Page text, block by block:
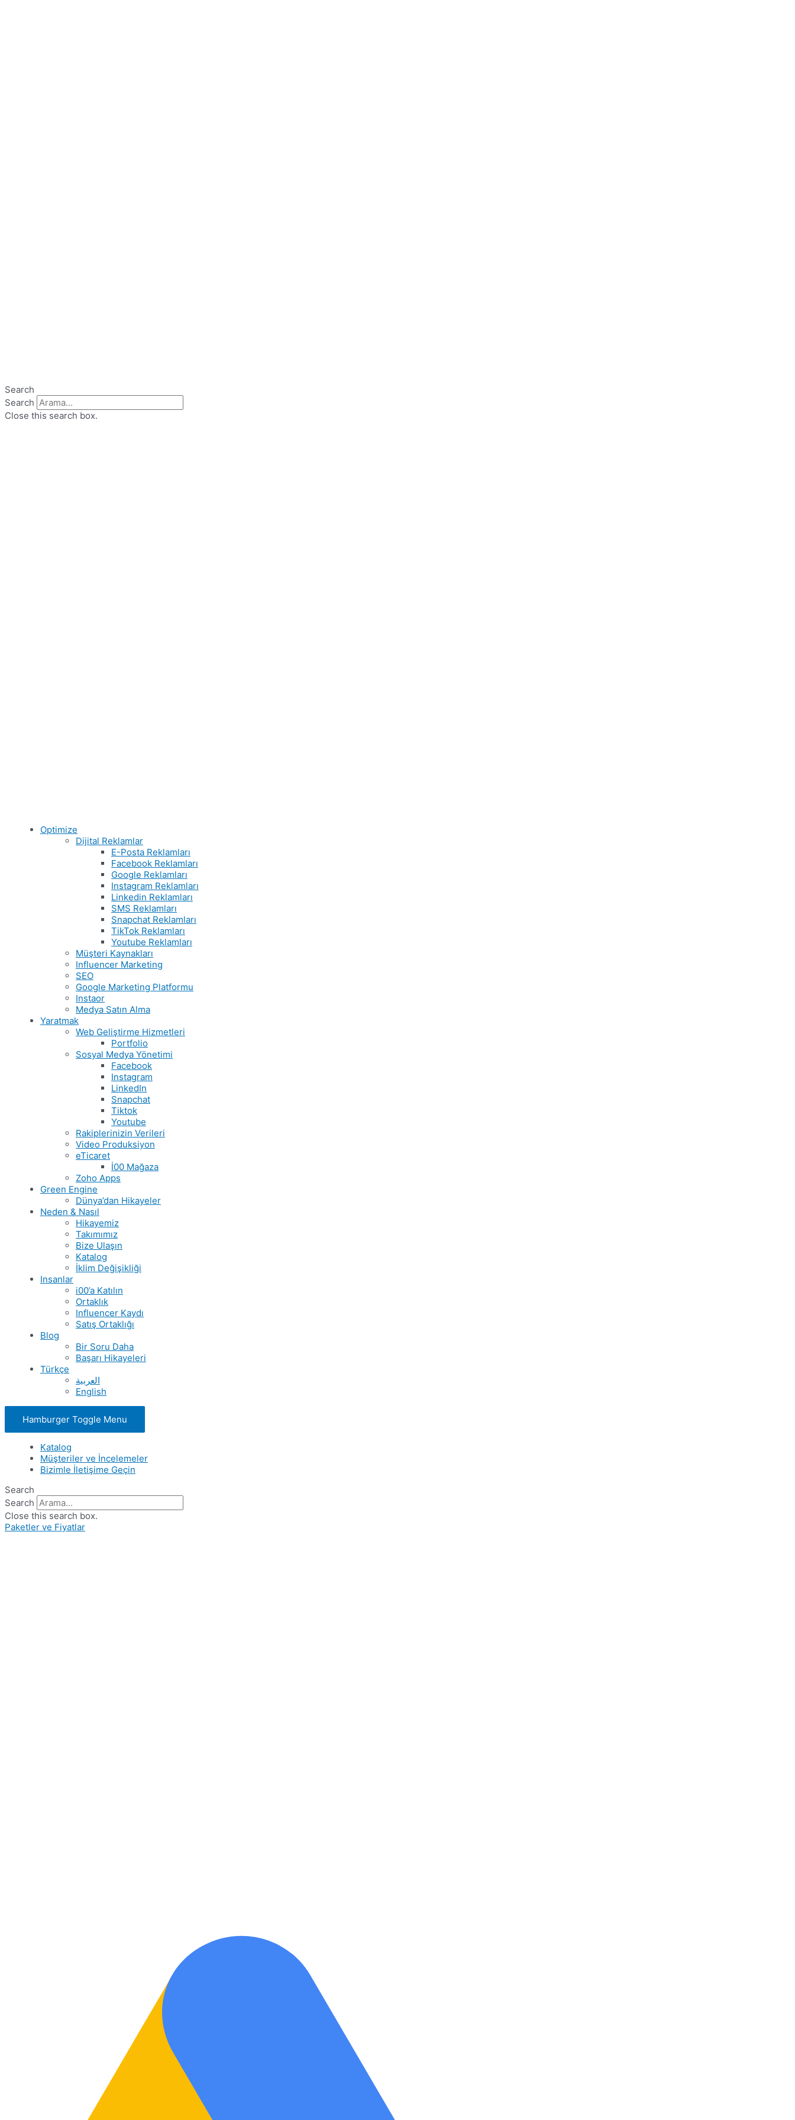
Search
Search
Close this search box.
Optimize
Dijital Reklamlar
E-Posta Reklamları
Facebook Reklamları
Google Reklamları
Instagram Reklamları
Linkedin Reklamları
SMS Reklamları
Snapchat Reklamları
TikTok Reklamları
Youtube Reklamları
Müşteri Kaynakları
Influencer Marketing
SEO
Google Marketing Platformu
Instaor
Medya Satın Alma
Yaratmak
Web Geliştirme Hizmetleri
Portfolio
Sosyal Medya Yönetimi
Facebook
Instagram
LinkedIn
Snapchat
Tiktok
Youtube
Rakiplerinizin Verileri
Video Produksiyon
eTicaret
İ00 Mağaza
Zoho Apps
Green Engine
Dünya’dan Hikayeler
Neden & Nasıl
Hikayemiz
Takımımız
Bize Ulaşın
Katalog
İklim Değişikliği
Insanlar
i00’a Katılın
Ortaklık
Influencer Kaydı
Satış Ortaklığı
Blog
Bir Soru Daha
Başarı Hikayeleri
Türkçe
العربية
English
Hamburger Toggle Menu
Katalog
Müşteriler ve İncelemeler
Bizimle İletişime Geçin
Search
Search
Close this search box.
Paketler ve Fiyatlar